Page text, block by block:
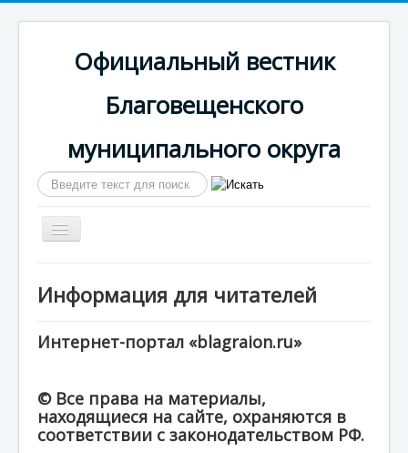
Официальный вестник
Благовещенского
муниципального округа
Искать...
Включить/
выключить
Сайт округа
Календарь выпусков
Информация для читателей
Интернет-портал «blagraion.ru»
© Все права на материалы,
находящиеся на сайте, охраняются в
соответствии с законодательством РФ.